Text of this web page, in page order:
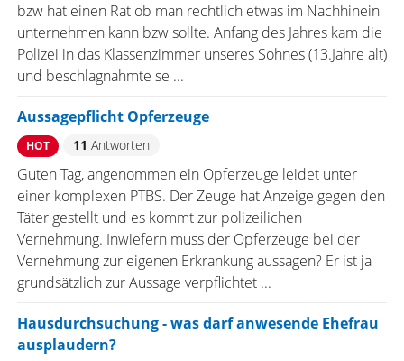
bzw hat einen Rat ob man rechtlich etwas im Nachhinein
unternehmen kann bzw sollte. Anfang des Jahres kam die
Polizei in das Klassenzimmer unseres Sohnes (13.Jahre alt)
und beschlagnahmte se ...
Aussagepflicht Opferzeuge
HOT 11 Antworten
Guten Tag, angenommen ein Opferzeuge leidet unter
einer komplexen PTBS. Der Zeuge hat Anzeige gegen den
Täter gestellt und es kommt zur polizeilichen
Vernehmung. Inwiefern muss der Opferzeuge bei der
Vernehmung zur eigenen Erkrankung aussagen? Er ist ja
grundsätzlich zur Aussage verpflichtet ...
Hausdurchsuchung - was darf anwesende Ehefrau
ausplaudern?